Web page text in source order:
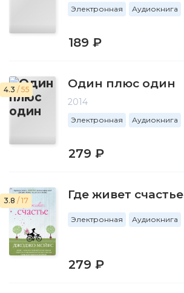
Электронная Аудиокнига
189 ₽
4.3 / 55 Один плюс один
2014
Электронная Аудиокнига
279 ₽
3.8 / 17 Где живет счастье
Электронная Аудиокнига
279 ₽